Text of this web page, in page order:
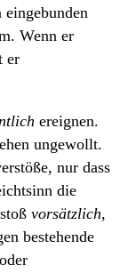
Wenn er
er
ereignen.
ungewollt.
nur dass
die
vorsätzlich,
bestehende